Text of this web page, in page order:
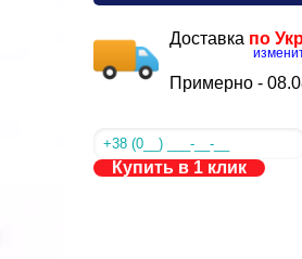
Доставка по
Примерно -
Купить в 1 клик